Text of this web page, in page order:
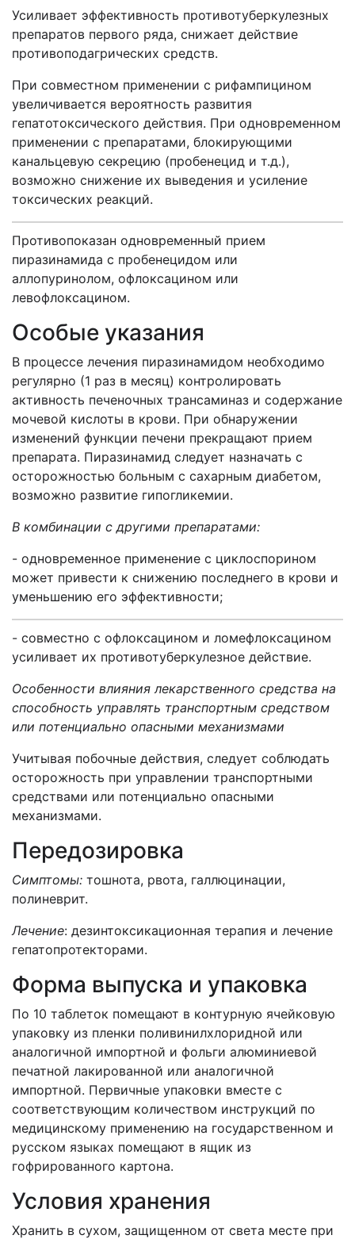
Усиливает эффективность противотуберкулезных
препаратов первого ряда, снижает действие
противоподагрических средств.
При совместном применении с рифампицином
увеличивается вероятность развития
гепатотоксического действия. При одновременном
применении с препаратами, блокирующими
канальцевую секрецию (пробенецид и т.д.),
возможно снижение их выведения и усиление
токсических реакций.
Противопоказан одновременный прием
пиразинамида с пробенецидом или
аллопуринолом, офлоксацином или
левофлоксацином.
Особые указания
В процессе лечения пиразинамидом необходимо
регулярно (1 раз в месяц) контролировать
активность печеночных трансаминаз и содержание
мочевой кислоты в крови. При обнаружении
изменений функции печени прекращают прием
препарата. Пиразинамид следует назначать с
осторожностью больным с сахарным диабетом,
возможно развитие гипогликемии.
В комбинации с другими препаратами:
- одновременное применение с циклоспорином
может привести к снижению последнего в крови и
уменьшению его эффективности;
- совместно с офлоксацином и ломефлоксацином
усиливает их противотуберкулезное действие.
Особенности влияния лекарственного средства на
способность управлять транспортным средством
или потенциально опасными механизмами
Учитывая побочные действия, следует соблюдать
осторожность при управлении транспортными
средствами или потенциально опасными
механизмами.
Передозировка
Симптомы: тошнота, рвота, галлюцинации,
полиневрит.
Лечение: дезинтоксикационная терапия и лечение
гепатопротекторами.
Форма выпуска и упаковка
По 10 таблеток помещают в контурную ячейковую
упаковку из пленки поливинилхлоридной или
аналогичной импортной и фольги алюминиевой
печатной лакированной или аналогичной
импортной. Первичные упаковки вместе с
соответствующим количеством инструкций по
медицинскому применению на государственном и
русском языках помещают в ящик из
гофрированного картона.
Условия хранения
Хранить в сухом, защищенном от света месте при